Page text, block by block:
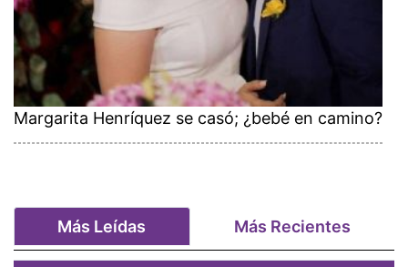
Margarita Henríquez se casó; ¿bebé en camino?
Más Leídas Más Recientes